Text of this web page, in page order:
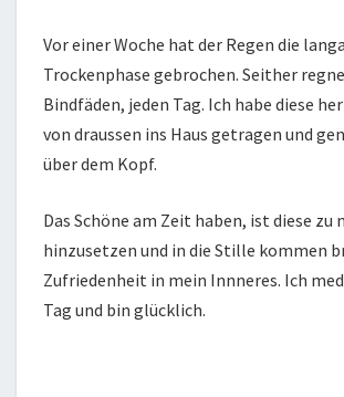
Vor einer Woche hat der Regen die
Trockenphase gebrochen. Seither
Bindfäden, jeden Tag. Ich habe diese
von draussen ins Haus getragen und
über dem Kopf.
Das Schöne am Zeit haben, ist diese zu
hinzusetzen und in die Stille kommen
Zufriedenheit in mein Innneres. Ich
Tag und bin glücklich.